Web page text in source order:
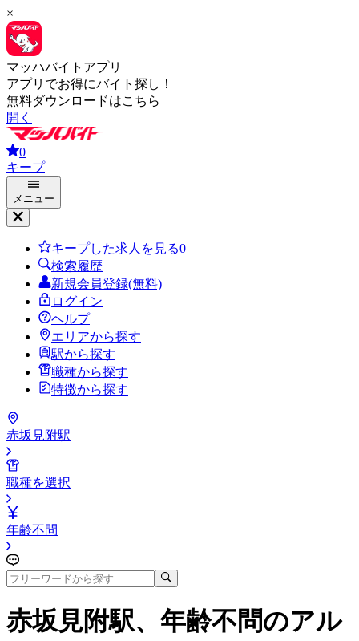
×
マッハバイトアプリ
アプリでお得にバイト探し！
無料ダウンロードはこちら
開く
0
キープ
メニュー
キープした求人を見る0
検索履歴
新規会員登録(無料)
ログイン
ヘルプ
エリアから探す
駅から探す
職種から探す
特徴から探す
赤坂見附駅
職種を選択
年齢不問
赤坂見附駅、年齢不問のアル